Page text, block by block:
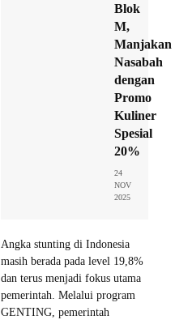
Blok
M,
Manjakan
Nasabah
dengan
Promo
Kuliner
Spesial
20%
24
NOV
2025
Angka stunting di Indonesia
masih berada pada level 19,8%
dan terus menjadi fokus utama
pemerintah. Melalui program
GENTING, pemerintah